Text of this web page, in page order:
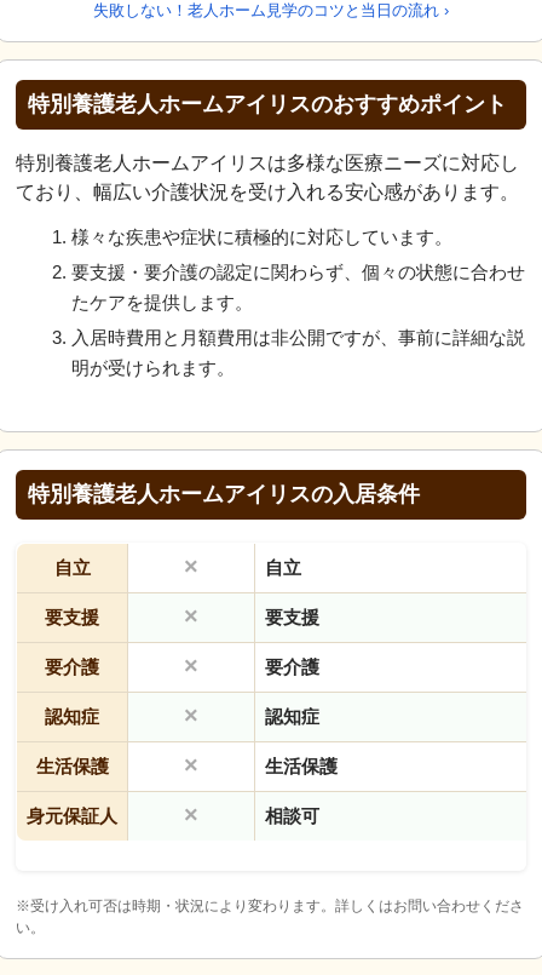
失敗しない！老人ホーム見学のコツと当日の流れ ›
特別養護老人ホームアイリスのおすすめポイント
特別養護老人ホームアイリスは多様な医療ニーズに対応し
ており、幅広い介護状況を受け入れる安心感があります。
様々な疾患や症状に積極的に対応しています。
要支援・要介護の認定に関わらず、個々の状態に合わせ
たケアを提供します。
入居時費用と月額費用は非公開ですが、事前に詳細な説
明が受けられます。
特別養護老人ホームアイリスの入居条件
自立 × 自立
要支援 × 要支援
要介護 × 要介護
認知症 × 認知症
生活保護 × 生活保護
身元保証人 × 相談可
※受け入れ可否は時期・状況により変わります。詳しくはお問い合わせくださ
い。